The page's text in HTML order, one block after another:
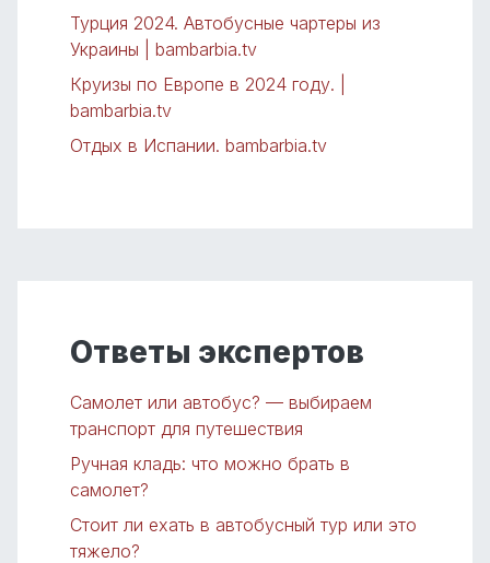
Турция 2024. Автобусные чартеры из
Украины | bambarbia.tv
Круизы по Европе в 2024 году. |
bambarbia.tv
Отдых в Испании. bambarbia.tv
Ответы экспертов
Самолет или автобус? — выбираем
транспорт для путешествия
Ручная кладь: что можно брать в
самолет?
Стоит ли ехать в автобусный тур или это
тяжело?